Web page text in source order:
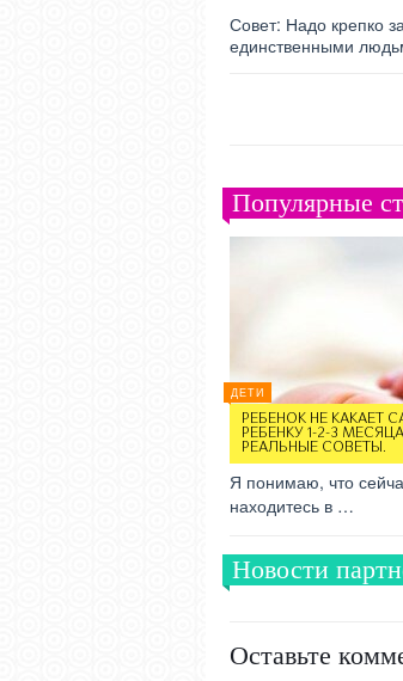
Совет: Надо крепко
единственными
Популярные
ДЕТИ
РЕБЕНОК НЕ КАКАЕТ
РЕБЕНКУ 1-2-3
РЕАЛЬНЫЕ СОВЕТЫ.
Я понимаю, что
находитесь в …
Новости
Оставьте